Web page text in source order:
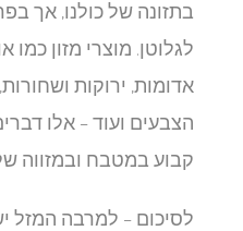
בתזונה של כולנו, אך
לגלוטן. מוצרי מזון כמו
אדומות, ירוקות
הצבעים ועוד – אלו
קבוע במטבח ובמזווה
לסיכום – למרבה המזל